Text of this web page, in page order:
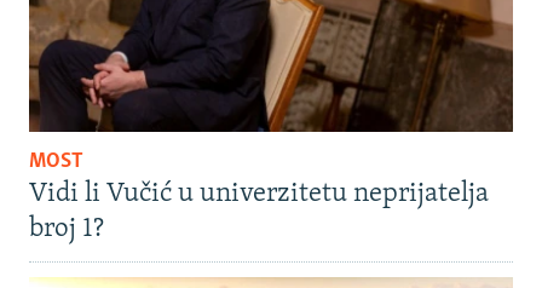
MOST
Vidi li Vučić u univerzitetu neprijatelja
broj 1?